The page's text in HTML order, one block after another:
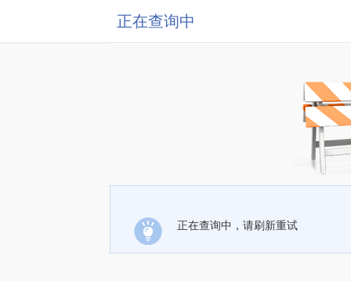
正在查询中
正在查询中，请刷新重试